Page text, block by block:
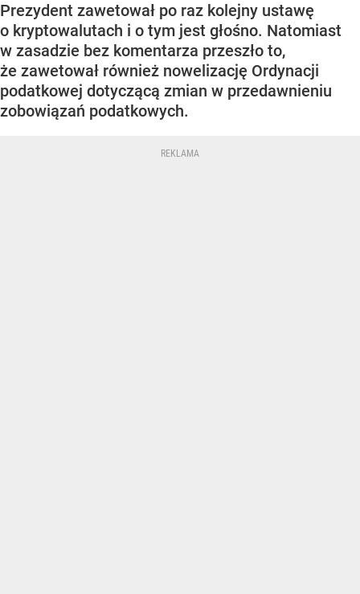
Prezydent zawetował po raz kolejny ustawę
o kryptowalutach i o tym jest głośno. Natomiast
w zasadzie bez komentarza przeszło to,
że zawetował również nowelizację Ordynacji
podatkowej dotyczącą zmian w przedawnieniu
zobowiązań podatkowych.